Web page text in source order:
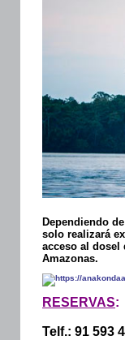
Dependiendo
solo realizará
acceso al dosel
Amazonas.
RESERVAS:
Telf.: 91 593